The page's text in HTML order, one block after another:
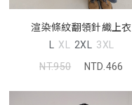
渲染條紋翻領針織上衣
L XL 2XL 3XL
NT.950
NTD.466